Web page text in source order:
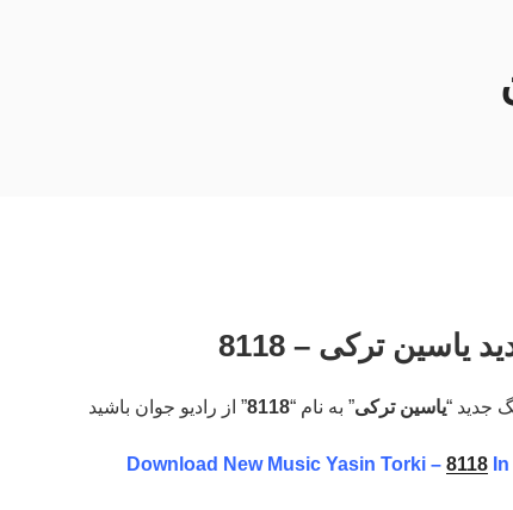
یاسین ترکی – 8118
جدید “یاسین ترکی” به نام “8118” از رادیو جوان باشید
Download New Music Yasin Torki – 8118In